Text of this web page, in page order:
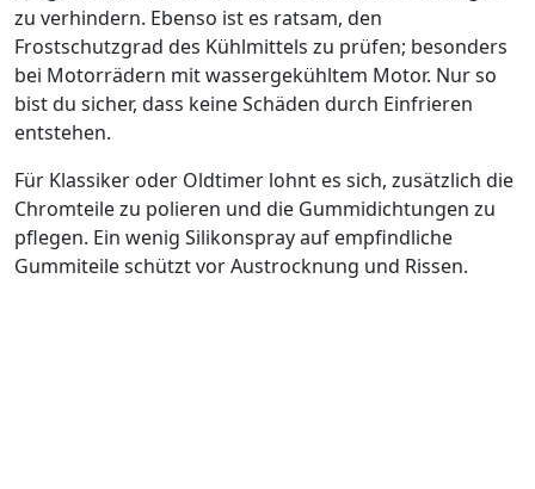
zu verhindern. Ebenso ist es ratsam, den
Frostschutzgrad des Kühlmittels zu prüfen; besonders
bei Motorrädern mit wassergekühltem Motor. Nur so
bist du sicher, dass keine Schäden durch Einfrieren
entstehen.
Für Klassiker oder Oldtimer lohnt es sich, zusätzlich die
Chromteile zu polieren und die Gummidichtungen zu
pflegen. Ein wenig Silikonspray auf empfindliche
Gummiteile schützt vor Austrocknung und Rissen.